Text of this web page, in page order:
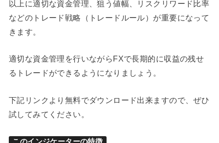
以上に適切な資金管理、狙う値幅、リスクリワード比率
などのトレード戦略（トレードルール）が重要になって
きます。
適切な資金管理を行いながらFXで長期的に収益の残せ
るトレードができるようになりましょう。
下記リンクより無料でダウンロード出来ますので、ぜひ
試してみてください。